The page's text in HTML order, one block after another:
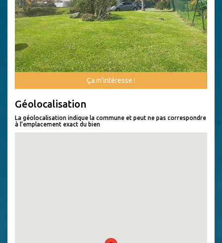
Ça m'intéresse !
Géolocalisation
La géolocalisation indique la commune et peut ne pas correspondre
à l'emplacement exact du bien